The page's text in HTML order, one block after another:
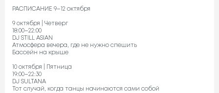
РАСПИСАНИЕ 9–12 октября
9 октября | Четверг
18:00–22:00
DJ STILL ASIAN
Атмосфера вечера, где не нужно спешить
Бассейн на крыше
10 октября | Пятница
19:00–22:30
DJ SULTANA
Тот случай, когда танцы начинаются сами собой